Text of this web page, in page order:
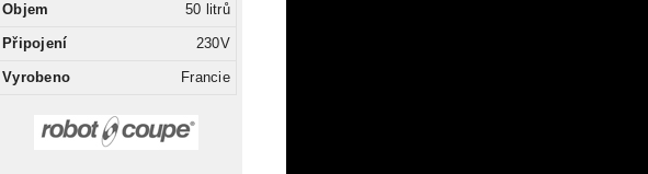
Objem 50 litrů
Připojení 230V
Vyrobeno Francie